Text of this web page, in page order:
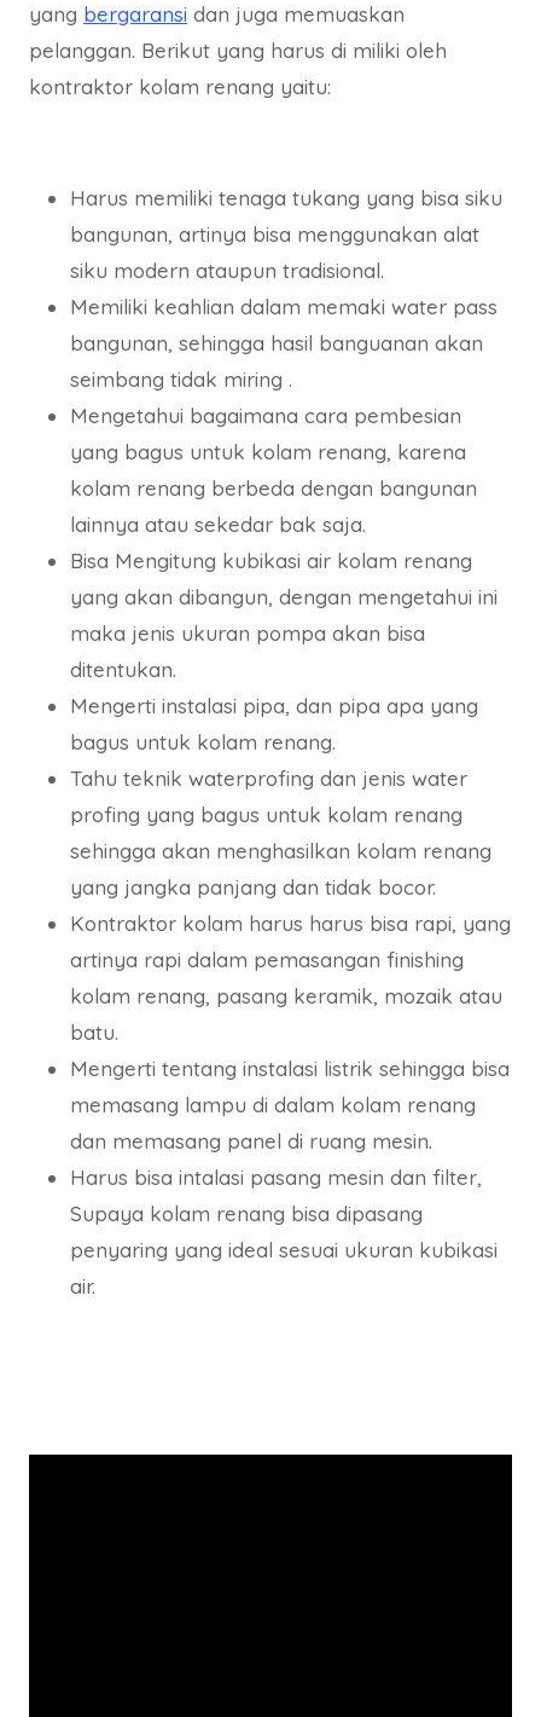
yang bergaransi dan juga memuaskan
pelanggan. Berikut yang harus di miliki oleh
kontraktor kolam renang yaitu:
Harus memiliki tenaga tukang yang bisa siku
bangunan, artinya bisa menggunakan alat
siku modern ataupun tradisional.
Memiliki keahlian dalam memaki water pass
bangunan, sehingga hasil banguanan akan
seimbang tidak miring .
Mengetahui bagaimana cara pembesian
yang bagus untuk kolam renang, karena
kolam renang berbeda dengan bangunan
lainnya atau sekedar bak saja.
Bisa Mengitung kubikasi air kolam renang
yang akan dibangun, dengan mengetahui ini
maka jenis ukuran pompa akan bisa
ditentukan.
Mengerti instalasi pipa, dan pipa apa yang
bagus untuk kolam renang.
Tahu teknik waterprofing dan jenis water
profing yang bagus untuk kolam renang
sehingga akan menghasilkan kolam renang
yang jangka panjang dan tidak bocor.
Kontraktor kolam harus harus bisa rapi, yang
artinya rapi dalam pemasangan finishing
kolam renang, pasang keramik, mozaik atau
batu.
Mengerti tentang instalasi listrik sehingga bisa
memasang lampu di dalam kolam renang
dan memasang panel di ruang mesin.
Harus bisa intalasi pasang mesin dan filter,
Supaya kolam renang bisa dipasang
penyaring yang ideal sesuai ukuran kubikasi
air.